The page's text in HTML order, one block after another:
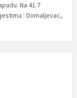
Na 41.7
: Domaljevac,